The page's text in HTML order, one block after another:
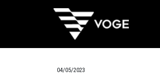
04/05/2023